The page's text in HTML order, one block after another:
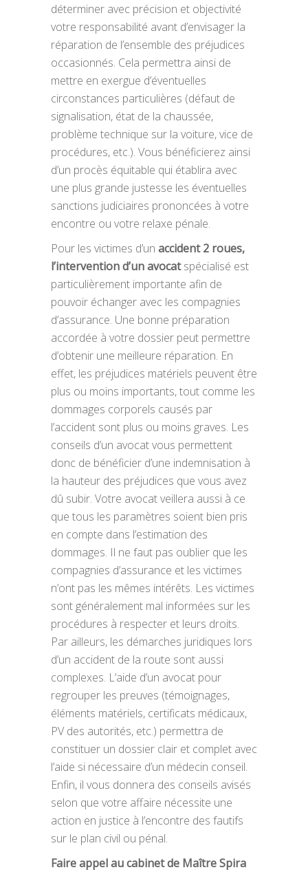
déterminer avec précision et objectivité
votre responsabilité avant d’envisager la
réparation de l’ensemble des préjudices
occasionnés. Cela permettra ainsi de
mettre en exergue d’éventuelles
circonstances particulières (défaut de
signalisation, état de la chaussée,
problème technique sur la voiture, vice de
procédures, etc.). Vous bénéficierez ainsi
d’un procès équitable qui établira avec
une plus grande justesse les éventuelles
sanctions judiciaires prononcées à votre
encontre ou votre relaxe pénale.
Pour les victimes d’un accident 2 roues,
l’intervention d’un avocatspécialisé est
particulièrement importante afin de
pouvoir échanger avec les compagnies
d’assurance. Une bonne préparation
accordée à votre dossier peut permettre
d’obtenir une meilleure réparation. En
effet, les préjudices matériels peuvent être
plus ou moins importants, tout comme les
dommages corporels causés par
l’accident sont plus ou moins graves. Les
conseils d’un avocat vous permettent
donc de bénéficier d’une indemnisation à
la hauteur des préjudices que vous avez
dû subir. Votre avocat veillera aussi à ce
que tous les paramètres soient bien pris
en compte dans l’estimation des
dommages. Il ne faut pas oublier que les
compagnies d’assurance et les victimes
n’ont pas les mêmes intérêts. Les victimes
sont généralement mal informées sur les
procédures à respecter et leurs droits.
Par ailleurs, les démarches juridiques lors
d’un accident de la route sont aussi
complexes. L’aide d’un avocat pour
regrouper les preuves (témoignages,
éléments matériels, certificats médicaux,
PV des autorités, etc.) permettra de
constituer un dossier clair et complet avec
l’aide si nécessaire d’un médecin conseil.
Enfin, il vous donnera des conseils avisés
selon que votre affaire nécessite une
action en justice à l’encontre des fautifs
sur le plan civil ou pénal.
Faire appel au cabinet de Maître Spira